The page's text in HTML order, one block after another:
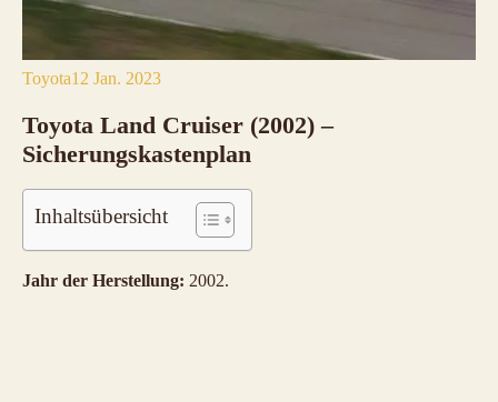
Toyota12 Jan. 2023
Toyota Land Cruiser (2002) –
Sicherungskastenplan
Inhaltsübersicht
Jahr der Herstellung: 2002.